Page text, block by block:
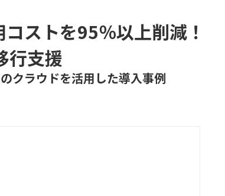
ストを95％以上削減！
行支援
クラウドを活用した導入事例